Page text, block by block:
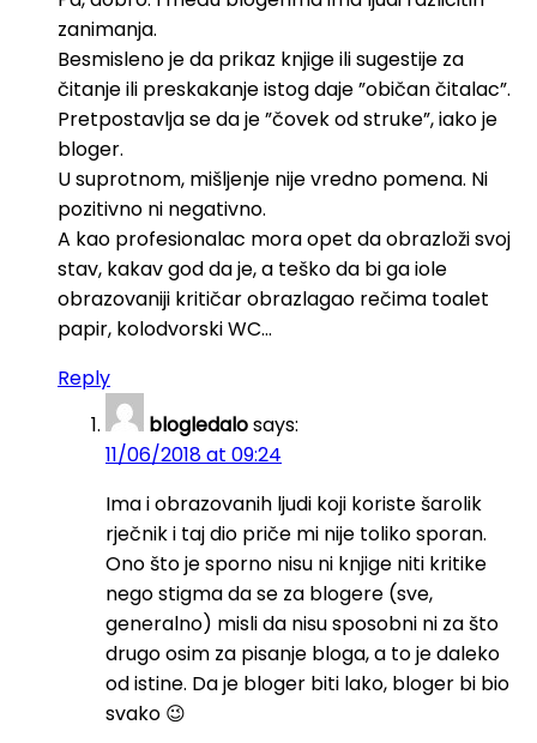
zanimanja.
Besmisleno je da prikaz knjige ili sugestije za
čitanje ili preskakanje istog daje ”običan čitalac”.
Pretpostavlja se da je ”čovek od struke”, iako je
bloger.
U suprotnom, mišljenje nije vredno pomena. Ni
pozitivno ni negativno.
A kao profesionalac mora opet da obrazloži svoj
stav, kakav god da je, a teško da bi ga iole
obrazovaniji kritičar obrazlagao rečima toalet
papir, kolodvorski WC…
Reply
blogledalosays:
11/06/2018 at 09:24
Ima i obrazovanih ljudi koji koriste šarolik
rječnik i taj dio priče mi nije toliko sporan.
Ono što je sporno nisu ni knjige niti kritike
nego stigma da se za blogere (sve,
generalno) misli da nisu sposobni ni za što
drugo osim za pisanje bloga, a to je daleko
od istine. Da je bloger biti lako, bloger bi bio
svako 😉